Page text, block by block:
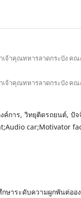
เจ้าคุณทหารลาดกระบัง ค
เจ้าคุณทหารลาดกระบัง ค
ค์การ, วิทยุติดรถยนต์, ปัจ
car;Motivator
ษาระดับความผูกพันต่ออ